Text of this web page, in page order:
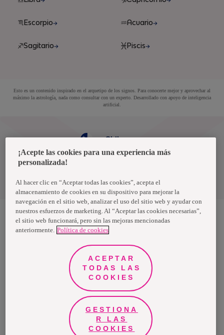
Escorpio
Sagitario
Acuario
Piscis
Esto es un contenido inspirado en el arquetipo de los signos. Para conocerte mejor y aprovechar al
máximo la astrología, nada como consultar con un experto. Desarrollado con apoyo de inteligencia
artificial.
Términos y condiciones
Chile
Nosotras, una marca de Essity - una compañía global líder en
mundo, utilizan nuestros productos, servicios y soluciones. Nuestro
propósito es romper barreras por el bienestar en beneficio de
consumidores, pacientes, cuidadores, clientes y la sociedad en
general. Vendemos en aproximadamente 150 países bajo las
principales marcas globales TENA y Tork, así como otras marcas
como Actimove, Cutimed, JOBST, Knix, Leukoplast, Libero, Libresse,
Lotus, Modibodi, Nosotras, Saba, Tempo, TOM Organic y Zewa. En
2024, Essity tuvo ventas de aproximadamente 13 mil millones de
euros y empleó a 36,000 personas. La sede de la compañía está
ubicada en Estocolmo, Suecia, y Essity cotiza en Nasdaq Estocolmo.
Más información en www.essity.com.
¡Acepte las cookies para una experiencia más
personalizada!
Al hacer clic en “Aceptar todas las cookies”, acepta el
almacenamiento de cookies en su dispositivo para mejorar la
navegación en el sitio web, analizar el uso del sitio web y ayudar con
nuestros esfuerzos de marketing. Al “Aceptar las cookies necesarias”,
el sitio web funcionará, pero sin las mejoras mencionadas
anteriormente. Política de cookies
ACEPTAR
TODAS LAS
COOKIES
GESTIONA
R LAS
COOKIES